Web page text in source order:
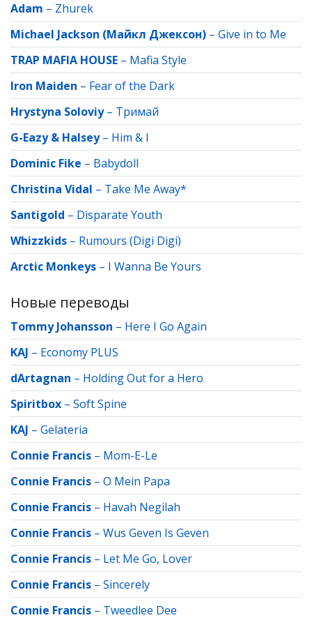
Adam – Zhurek
Michael Jackson (Майкл Джексон) – Give in to Me
TRAP MAFIA HOUSE – Mafia Style
Iron Maiden – Fear of the Dark
Hrystyna Soloviy– Тримай
G-Eazy & Halsey– Him & I
Dominic Fike – Babydoll
Christina Vidal – Take Me Away*
Santigold – Disparate Youth
Whizzkids – Rumours (Digi Digi)
Arctic Monkeys – I Wanna Be Yours
Новые переводы
Tommy Johansson – Here I Go Again
KAJ – Economy PLUS
dArtagnan – Holding Out for a Hero
Spiritbox – Soft Spine
KAJ – Gelateria
Connie Francis – Mom-E-Le
Connie Francis – O Mein Papa
Connie Francis – Havah Negilah
Connie Francis – Wus Geven Is Geven
Connie Francis – Let Me Go, Lover
Connie Francis – Sincerely
Connie Francis – Tweedlee Dee